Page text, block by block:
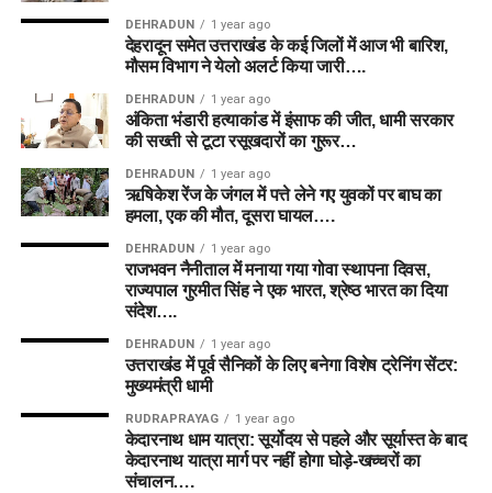
DEHRADUN 1 year ago
देहरादून समेत उत्तराखंड के कई जिलों में आज भी बारिश,
मौसम विभाग ने येलो अलर्ट किया जारी….
DEHRADUN 1 year ago
अंकिता भंडारी हत्याकांड में इंसाफ की जीत, धामी सरकार
की सख्ती से टूटा रसूखदारों का गुरूर…
DEHRADUN 1 year ago
ऋषिकेश रेंज के जंगल में पत्ते लेने गए युवकों पर बाघ का
हमला, एक की मौत, दूसरा घायल….
DEHRADUN 1 year ago
राजभवन नैनीताल में मनाया गया गोवा स्थापना दिवस,
राज्यपाल गुरमीत सिंह ने एक भारत, श्रेष्ठ भारत का दिया
संदेश….
DEHRADUN 1 year ago
उत्तराखंड में पूर्व सैनिकों के लिए बनेगा विशेष ट्रेनिंग सेंटर:
मुख्यमंत्री धामी
RUDRAPRAYAG 1 year ago
केदारनाथ धाम यात्रा: सूर्योदय से पहले और सूर्यास्त के बाद
केदारनाथ यात्रा मार्ग पर नहीं होगा घोड़े-खच्चरों का
संचालन….